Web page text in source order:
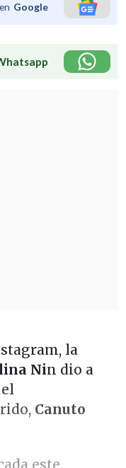
Google
la
Nin dio a
Canuto
este